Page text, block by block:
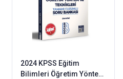
2024 KPSS Eğitim
Bilimleri Öğretim Yöntem